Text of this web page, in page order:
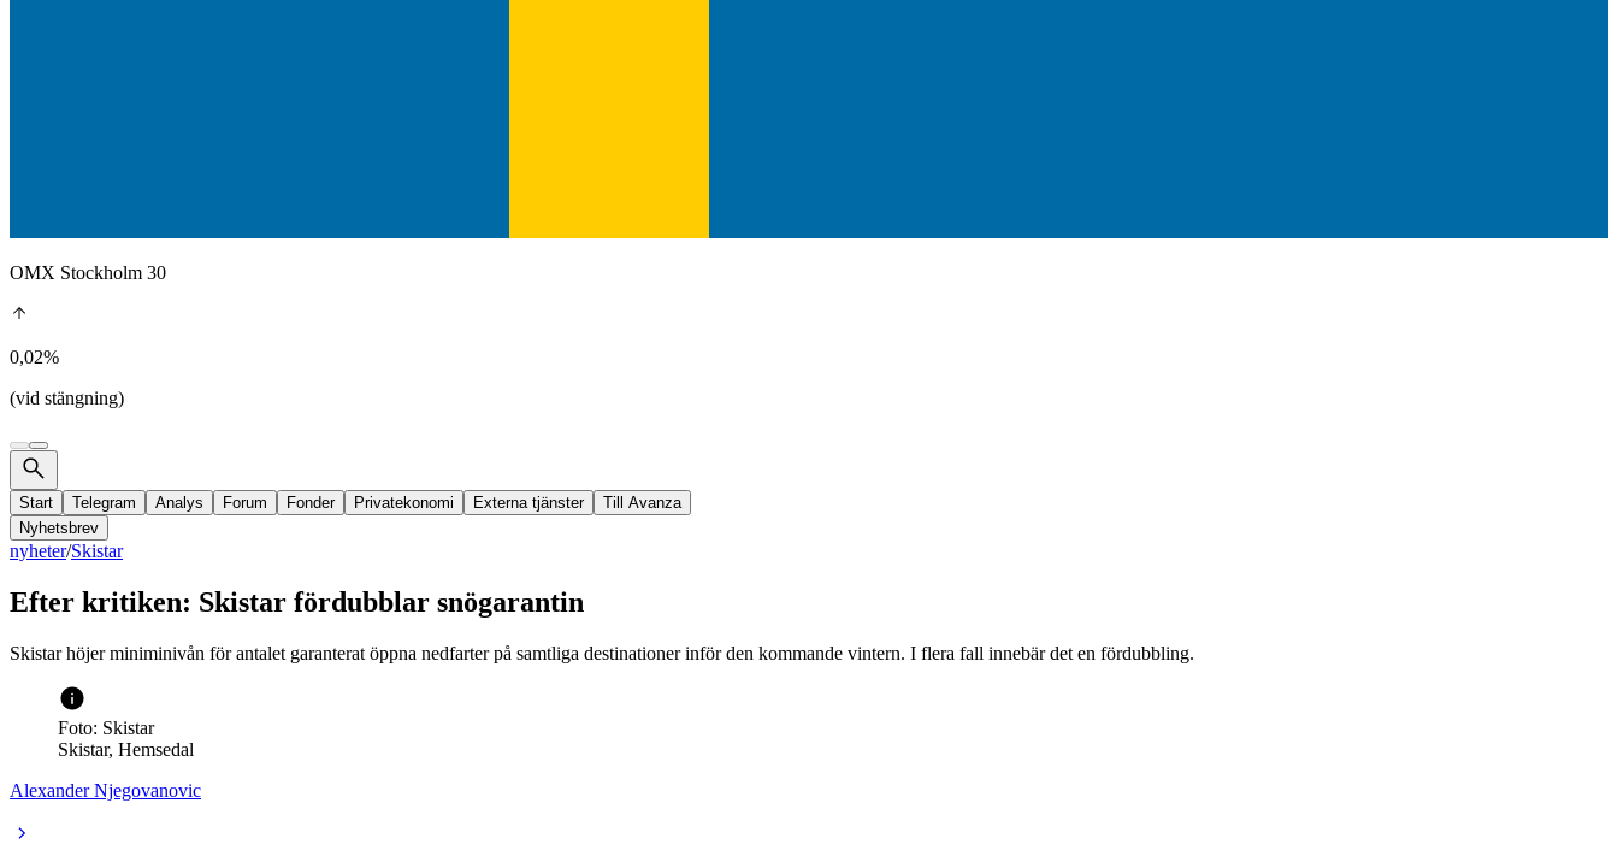
OMX Stockholm 30
0,02%
(vid stängning)
Start Telegram Analys Forum Fonder Privatekonomi Externa tjänster
Till Avanza
Nyhetsbrev
nyheter/Skistar
Efter kritiken: Skistar fördubblar snögarantin
Skistar höjer miniminivån för antalet garanterat öppna nedfarter på samtliga destinationer inför den kommande vintern. I flera fall innebär det en fördubbling.
Foto: Skistar
Skistar, Hemsedal
Alexander Njegovanovic